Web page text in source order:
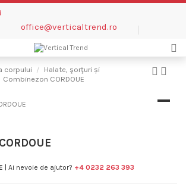
office@verticaltrend.ro
corpului
Halate, şorţuri și
Combinezon CORDOUE
| Ai nevoie de ajutor? +4 0232 263 393